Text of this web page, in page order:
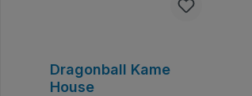
Dragonball Kame
House